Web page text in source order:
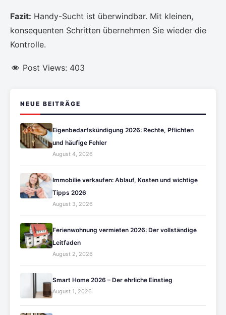
Fazit: Handy-Sucht ist überwindbar. Mit kleinen,
konsequenten Schritten übernehmen Sie wieder die
Kontrolle.
Post Views: 403
NEUE BEITRÄGE
Eigenbedarfskündigung 2026: Rechte, Pflichten
und häufige Fehler
August 4, 2026
Immobilie verkaufen: Ablauf, Kosten und wichtige
Tipps 2026
August 3, 2026
Ferienwohnung vermieten 2026: Der vollständige
Leitfaden
August 2, 2026
Smart Home 2026 – Der ehrliche Einstieg
August 1, 2026